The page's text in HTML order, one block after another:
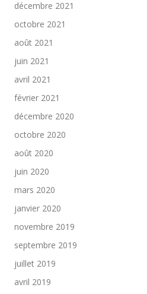
décembre 2021
octobre 2021
août 2021
juin 2021
avril 2021
février 2021
décembre 2020
octobre 2020
août 2020
juin 2020
mars 2020
janvier 2020
novembre 2019
septembre 2019
juillet 2019
avril 2019